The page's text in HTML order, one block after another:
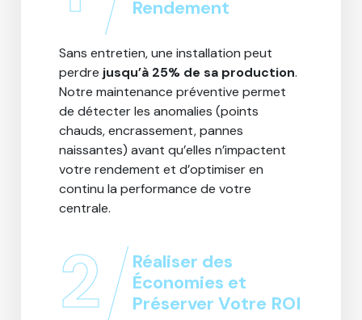
Rendement
Sans entretien, une installation peut
perdre jusqu’à 25% de sa production.
Notre maintenance préventive permet
de détecter les anomalies (points
chauds, encrassement, pannes
naissantes) avant qu’elles n’impactent
votre rendement et d’optimiser en
continu la performance de votre
centrale.
2
Réaliser des
Économies et
Préserver Votre ROI